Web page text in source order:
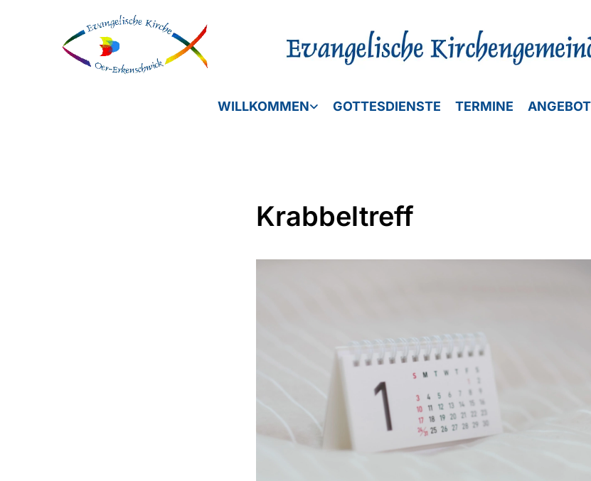
WILLKOMMEN GOTTESDIENSTE TERMINE
Krabbeltreff